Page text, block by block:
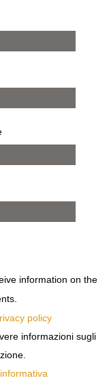
information on the
policy
informazioni sugli